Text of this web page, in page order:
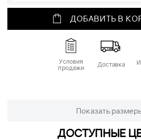
ДОБАВИТЬ В
Условия
продажи Доставка
Показать
ДОСТУПНЫЕ